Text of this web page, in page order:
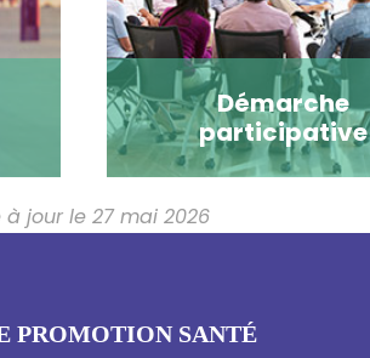
Démarche
participative
à jour le 27 mai 2026
PROMOTION SANTÉ